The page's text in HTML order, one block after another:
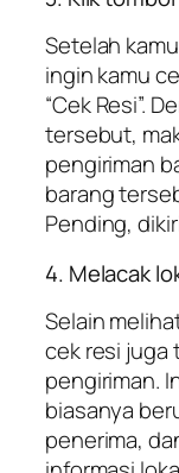
Setelah
ingin kamu
“Cek Resi”.
tersebut,
pengiriman
barang
Pending,
4. Melacak
Selain
cek resi juga
pengiriman.
biasanya
penerima,